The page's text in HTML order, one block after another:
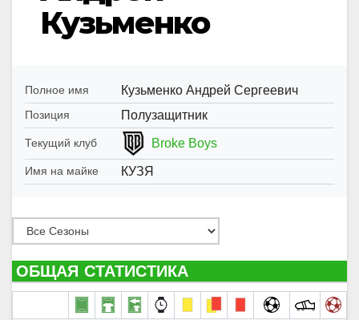
Кузьменко
Полное имя Кузьменко Андрей Сергеевич
Позиция Полузащитник
Текущий клуб Broke Boys
Имя на майке КУЗЯ
ОБЩАЯ СТАТИСТИКА